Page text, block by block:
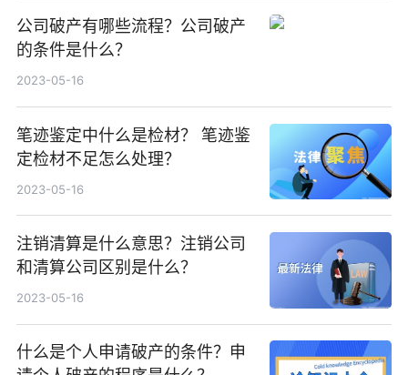
公司破产有哪些流程？公司破产
的条件是什么？
2023-05-16
笔迹鉴定中什么是检材？ 笔迹鉴
定检材不足怎么处理？
2023-05-16
注销清算是什么意思？注销公司
和清算公司区别是什么？
2023-05-16
什么是个人申请破产的条件？申